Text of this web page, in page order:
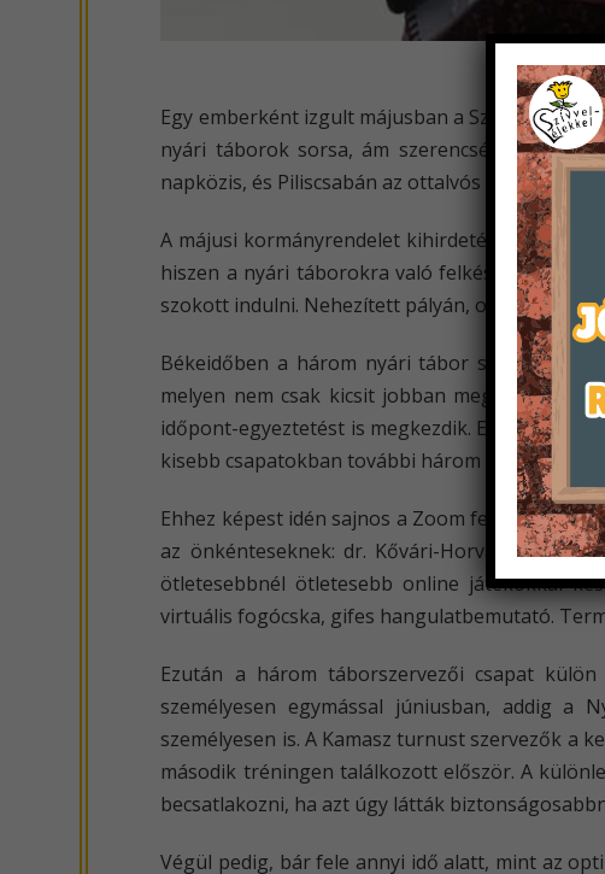
Egy emberként izgult májusban a Szívvel-
nyári táborok sorsa, ám szerencsére
napközis, és Piliscsabán az ottalvós táboraikat.
A májusi kormányrendelet kihirdetéséig nem
hiszen a nyári táborokra való felkészülése a
szokott indulni. Nehezített pályán, online
Békeidőben a három nyári tábor
melyen nem csak kicsit jobban
időpont-egyeztetést is megkezdik. Ezután van
kisebb csapatokban további három
Ehhez képest idén sajnos a Zoom felületén,
az önkénteseknek: dr. Kővári-Horváth Márta,
ötletesebbnél ötletesebb online játékokkal
virtuális fogócska, gifes hangulatbemutató.
Ezután a három táborszervezői csapat
személyesen egymással júniusban, addig a
személyesen is. A Kamasz turnust szervezők a
második tréningen találkozott először. A
becsatlakozni, ha azt úgy látták
Végül pedig, bár fele annyi idő alatt, mint az